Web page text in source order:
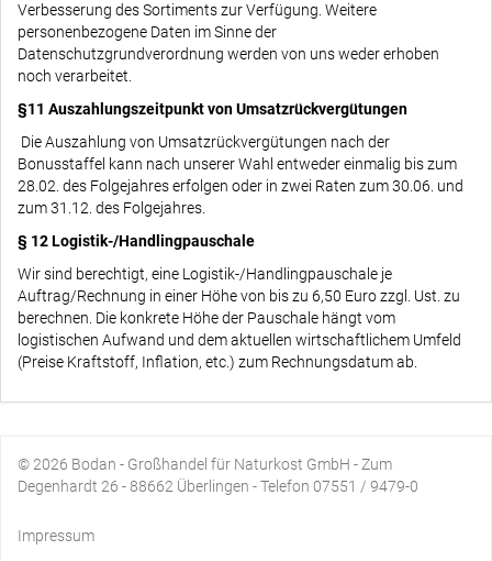
Verbesserung des Sortiments zur Verfügung. Weitere
personenbezogene Daten im Sinne der
Datenschutzgrundverordnung werden von uns weder erhoben
noch verarbeitet.
§11 Auszahlungszeitpunkt von Umsatzrückvergütungen
Die Auszahlung von Umsatzrückvergütungen nach der
Bonusstaffel kann nach unserer Wahl entweder einmalig bis zum
28.02. des Folgejahres erfolgen oder in zwei Raten zum 30.06. und
zum 31.12. des Folgejahres.
§ 12 Logistik-/Handlingpauschale
Wir sind berechtigt, eine Logistik-/Handlingpauschale je
Auftrag/Rechnung in einer Höhe von bis zu 6,50 Euro zzgl. Ust. zu
berechnen. Die konkrete Höhe der Pauschale hängt vom
logistischen Aufwand und dem aktuellen wirtschaftlichem Umfeld
(Preise Kraftstoff, Inflation, etc.) zum Rechnungsdatum ab.
© 2026 Bodan - Großhandel für Naturkost GmbH - Zum
Degenhardt 26 - 88662 Überlingen - Telefon 07551 / 9479-0
Impressum